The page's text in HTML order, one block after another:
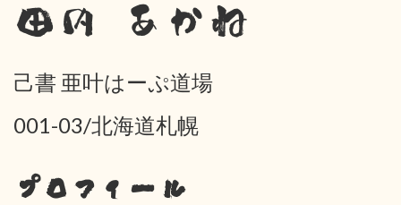
田内 あかね
己書 亜叶はーぷ道場
001-03/北海道札幌
プロフィール